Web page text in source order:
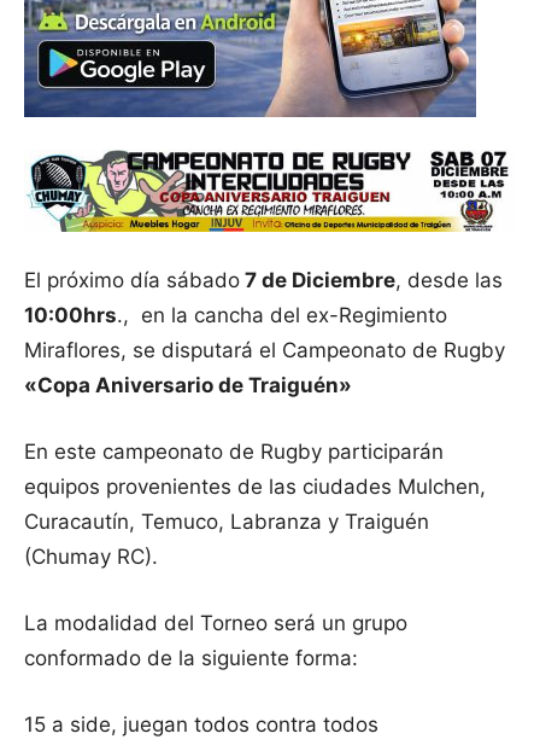
El próximo día sábado 7 de Diciembre, desde las
10:00hrs., en la cancha del ex-Regimiento
Miraflores, se disputará el Campeonato de Rugby
«Copa Aniversario de Traiguén»
En este campeonato de Rugby participarán
equipos provenientes de las ciudades Mulchen,
Curacautín, Temuco, Labranza y Traiguén
(Chumay RC).
La modalidad del Torneo será un grupo
conformado de la siguiente forma:
15 a side, juegan todos contra todos